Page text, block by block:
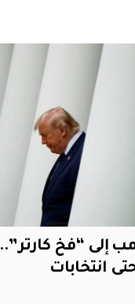
إلى “فخ كارتر”..
انتخابات